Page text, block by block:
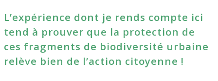
L’expérience dont je rends compte ici
tend à prouver que la protection de
ces fragments de biodiversité urbaine
relève bien de l’action citoyenne !